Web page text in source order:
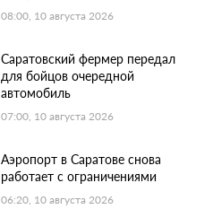
08:00, 10 августа 2026
Саратовский фермер передал
для бойцов очередной
автомобиль
07:00, 10 августа 2026
Аэропорт в Саратове снова
работает с ограничениями
06:20, 10 августа 2026